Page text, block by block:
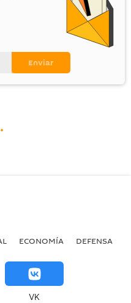
ECONOMÍA DEFENSA
VK